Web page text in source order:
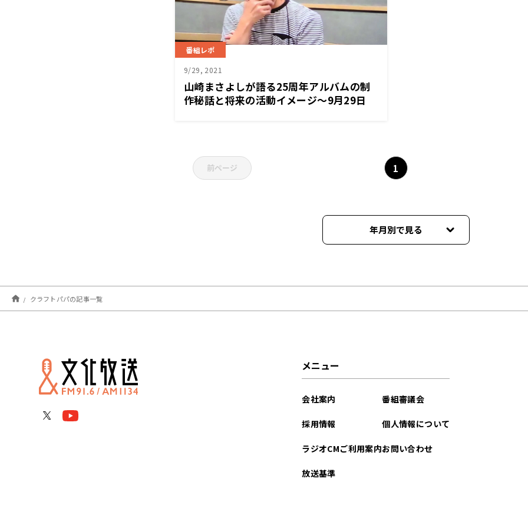
番組レポ
9/29, 2021
山崎まさよしが語る25周年アルバムの制
作秘話と将来の活動イメージ～9月29日
前ページ 1
年月別で見る
クラフトパパの記事一覧
メニュー
会社案内
採用情報
ラジオCMご利用案内
放送基準
番組審議会
個人情報について
お問い合わせ